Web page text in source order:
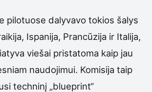
pilotuose dalyvavo tokios šalys
Ispanija, Prancūzija ir Italija,
viešai pristatoma kaip jau
naudojimui. Komisija taip
techninį „blueprint“